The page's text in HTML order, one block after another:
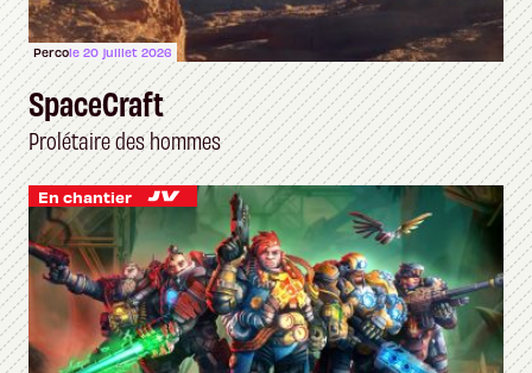
Percole 20 juillet 2026
SpaceCraft
Prolétaire des hommes
En chantier